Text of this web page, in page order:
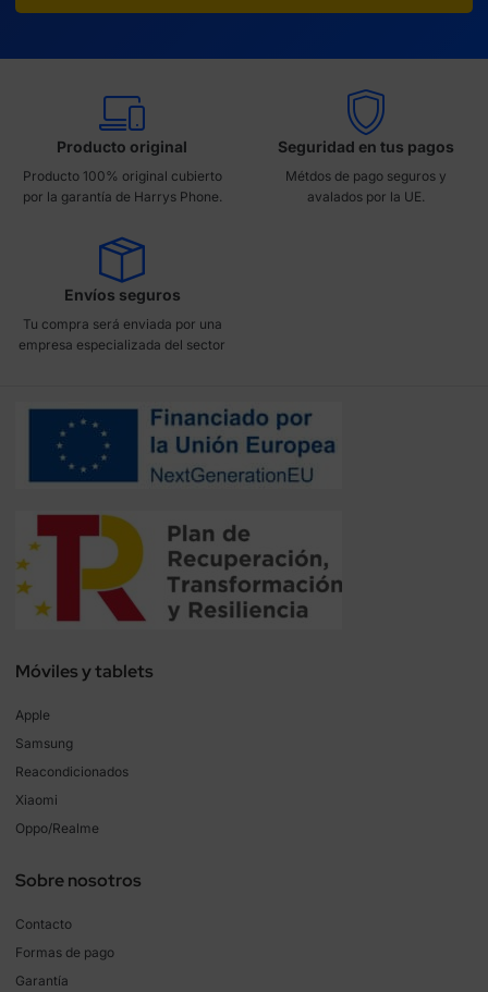
Producto original
Producto 100% original cubierto
por la garantía de Harrys Phone.
Seguridad en tus pagos
Métdos de pago seguros y
avalados por la UE.
Envíos seguros
Tu compra será enviada por una
empresa especializada del sector
Móviles y tablets
Apple
Samsung
Reacondicionados
Xiaomi
Oppo/Realme
Sobre nosotros
Contacto
Formas de pago
Garantía